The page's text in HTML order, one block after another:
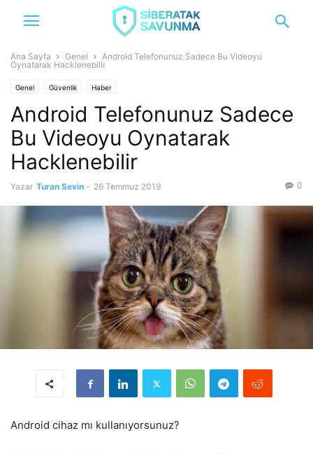
Ana Sayfa Genel
Android Telefonunuz Sadece Bu Videoyu
Oynatarak Hacklenebilir
Genel Güvenlik Haber
Android Telefonunuz Sadece
Bu Videoyu Oynatarak
Hacklenebilir
Yazar Turan Sevin - 26 Temmuz 2019 0
Android cihaz mı kullanıyorsunuz?